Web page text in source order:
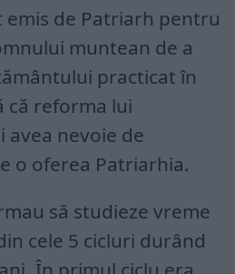
emis de Patriarh pentru
muntean de a
practicat în
că reforma lui
avea nevoie de
o oferea Patriarhia.
să studieze vreme
cele 5 cicluri durând